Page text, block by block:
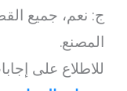
ج: نعم، جميع
المصنع.
للاطلاع على